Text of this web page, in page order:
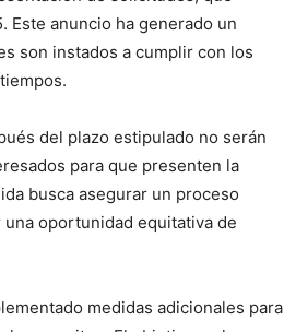
Este anuncio ha generado un
son instados a cumplir con los
del plazo estipulado no serán
para que presenten la
busca asegurar un proceso
oportunidad equitativa de
medidas adicionales para